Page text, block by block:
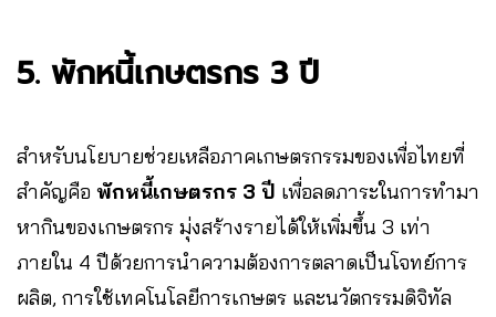
5. พักหนี้เกษตรกร 3 ปี
สำหรับนโยบายช่วยเหลือภาคเกษตรกรรมของเพื่อไทยที่
สำคัญคือ พักหนี้เกษตรกร 3 ปี เพื่อลดภาระในการทำมา
หากินของเกษตรกร มุ่งสร้างรายได้ให้เพิ่มขึ้น 3 เท่า
ภายใน 4 ปีด้วยการนำความต้องการตลาดเป็นโจทย์การ
ผลิต, การใช้เทคโนโลยีการเกษตร และนวัตกรรมดิจิทัล